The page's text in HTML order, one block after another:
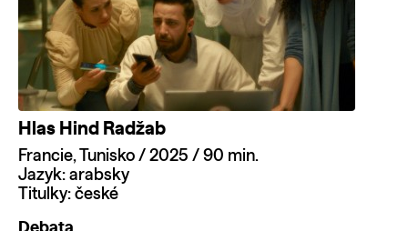
Hlas Hind Radžab
Francie, Tunisko / 2025 / 90 min.
Jazyk: arabsky
Titulky: české